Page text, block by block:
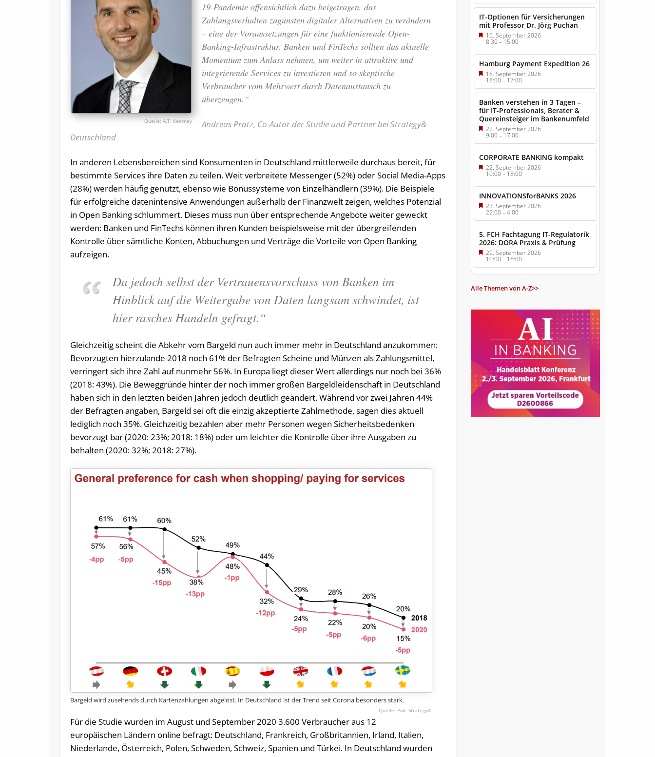
A.T. Kearney
19-Pandemie offensichtlich dazu beigetragen, das
Zahlungsverhalten zugunsten digitaler Alternativen zu verändern
– eine der Voraussetzungen für eine funktionierende Open-
Banking-Infrastruktur. Banken und FinTechs sollten das aktuelle
Momentum zum Anlass nehmen, um weiter in attraktive und
integrierende Services zu investieren und so skeptische
Verbraucher vom Mehrwert durch Datenaustausch zu
überzeugen.“
Andreas Pratz, Co-Autor der Studie und Partner bei Strategy&
Deutschland
In anderen Lebensbereichen sind Konsumenten in Deutschland mittlerweile durchaus bereit, für
bestimmte Services ihre Daten zu teilen. Weit verbreitete Messenger (52%) oder Social Media-Apps
(28%) werden häufig genutzt, ebenso wie Bonussysteme von Einzelhändlern (39%). Die Beispiele
für erfolgreiche datenintensive Anwendungen außerhalb der Finanzwelt zeigen, welches Potenzial
in Open Banking schlummert. Dieses muss nun über entsprechende Angebote weiter geweckt
werden: Banken und FinTechs können ihren Kunden beispielsweise mit der übergreifenden
Kontrolle über sämtliche Konten, Abbuchungen und Verträge die Vorteile von Open Banking
aufzeigen.
Da jedoch selbst der Vertrauensvorschuss von Banken im
Hinblick auf die Weitergabe von Daten langsam schwindet, ist
hier rasches Handeln gefragt.“
Gleichzeitig scheint die Abkehr vom Bargeld nun auch immer mehr in Deutschland anzukommen:
Bevorzugten hierzulande 2018 noch 61% der Befragten Scheine und Münzen als Zahlungsmittel,
verringert sich ihre Zahl auf nunmehr 56%. In Europa liegt dieser Wert allerdings nur noch bei 36%
(2018: 43%). Die Beweggründe hinter der noch immer großen Bargeldleidenschaft in Deutschland
haben sich in den letzten beiden Jahren jedoch deutlich geändert. Während vor zwei Jahren 44%
der Befragten angaben, Bargeld sei oft die einzig akzeptierte Zahlmethode, sagen dies aktuell
lediglich noch 35%. Gleichzeitig bezahlen aber mehr Personen wegen Sicherheitsbedenken
bevorzugt bar (2020: 23%; 2018: 18%) oder um leichter die Kontrolle über ihre Ausgaben zu
behalten (2020: 32%; 2018: 27%).
Bargeld wird zusehends durch Kartenzahlungen abgelöst. In Deutschland ist der Trend seit Corona besonders stark.
PwC Strategy&
Für die Studie wurden im August und September 2020 3.600 Verbraucher aus 12
europäischen Ländern online befragt: Deutschland, Frankreich, Großbritannien, Irland, Italien,
Niederlande, Österreich, Polen, Schweden, Schweiz, Spanien und Türkei. In Deutschland wurden
IT-Optionen für Versicherungen
mit Professor Dr. Jörg Puchan
16. September 2026
8:30–15:00
Hamburg Payment Expedition 26
16. September 2026
18:00– 17:00
Banken verstehen in 3 Tagen –
für IT-Professionals, Berater &
Quereinsteiger im Bankenumfeld
22. September 2026
9:00–17:00
CORPORATE BANKING kompakt
22. September 2026
10:00– 18:00
INNOVATIONSforBANKS 2026
23. September 2026
22:00–4:00
5. FCH Fachtagung IT-Regulatorik
2026: DORA Praxis & Prüfung
29. September 2026
10:00– 16:00
Alle Themen von A-Z>>